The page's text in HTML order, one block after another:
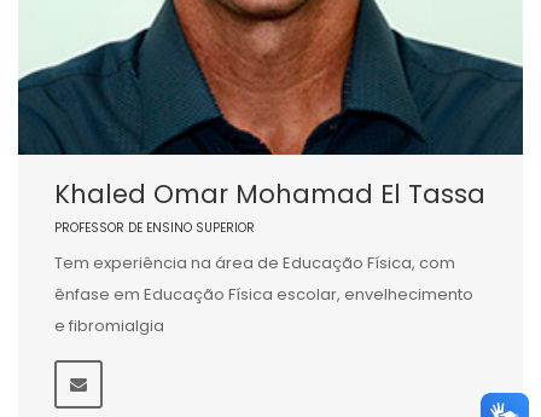
Khaled Omar Mohamad El Tassa
PROFESSOR DE ENSINO SUPERIOR
Tem experiência na área de Educação Física, com
ênfase em Educação Física escolar, envelhecimento
e fibromialgia